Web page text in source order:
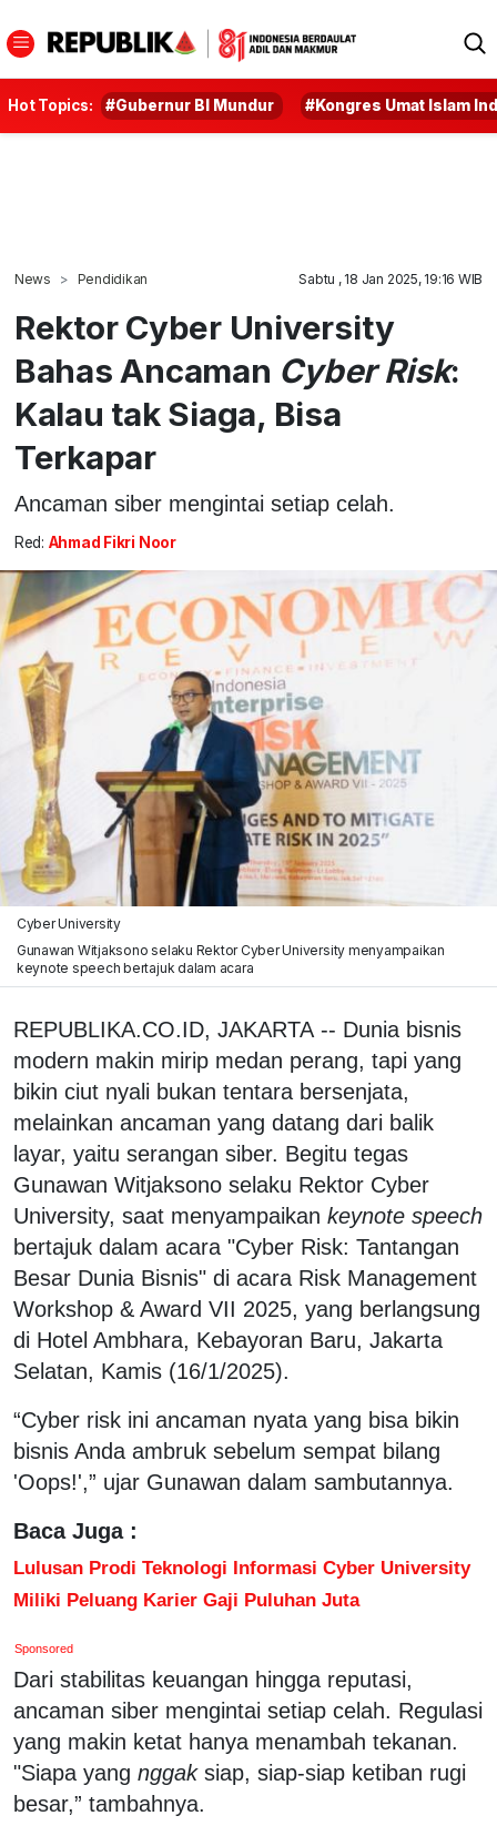
Hot Topics: #Gubernur BI Mundur #Kongres Umat Islam
News Pendidikan Sabtu , 18 Jan 2025, 19:16 WIB
Rektor Cyber University
Bahas Ancaman Cyber Risk:
Kalau tak Siaga, Bisa
Terkapar
Ancaman siber mengintai setiap celah.
Red: Ahmad Fikri Noor
Cyber University
Gunawan Witjaksono selaku Rektor Cyber University menyampaikan
keynote speech bertajuk dalam acara
REPUBLIKA.CO.ID, JAKARTA -- Dunia bisnis
modern makin mirip medan perang, tapi yang
bikin ciut nyali bukan tentara bersenjata,
melainkan ancaman yang datang dari balik
layar, yaitu serangan siber. Begitu tegas
Gunawan Witjaksono selaku Rektor Cyber
University, saat menyampaikan keynote speech
bertajuk dalam acara "Cyber Risk: Tantangan
Besar Dunia Bisnis" di acara Risk Management
Workshop & Award VII 2025, yang berlangsung
di Hotel Ambhara, Kebayoran Baru, Jakarta
Selatan, Kamis (16/1/2025).
“Cyber risk ini ancaman nyata yang bisa bikin
bisnis Anda ambruk sebelum sempat bilang
'Oops!',” ujar Gunawan dalam sambutannya.
Baca Juga :
Lulusan Prodi Teknologi Informasi Cyber University
Miliki Peluang Karier Gaji Puluhan Juta
Sponsored
Dari stabilitas keuangan hingga reputasi,
ancaman siber mengintai setiap celah. Regulasi
yang makin ketat hanya menambah tekanan.
"Siapa yang nggaksiap, siap-siap ketiban rugi
besar,” tambahnya.